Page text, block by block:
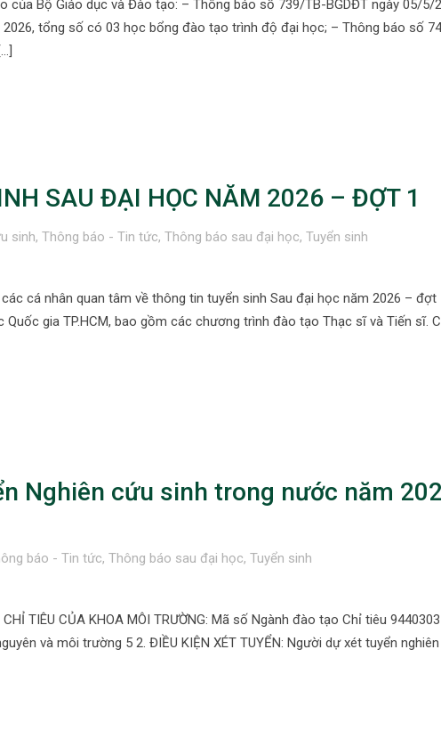
của Bộ Giáo dục và Đào tạo: – Thông báo số 739/TB-BGDĐT ngày 05/5/
tổng số có 03 học bổng đào tạo trình độ đại học; – Thông báo số
SAU ĐẠI HỌC NĂM 2026 – ĐỢT 1
sinh, Thông báo - Tin tức, Thông báo sau đại học, Tuyển sinh
cá nhân quan tâm về thông tin tuyển sinh Sau đại học năm 2026 – đợt
gia TP.HCM, bao gồm các chương trình đào tạo Thạc sĩ và Tiến sĩ.
Nghiên cứu sinh trong nước năm
báo - Tin tức, Thông báo sau đại học, Tuyển sinh
TIÊU CỦA KHOA MÔI TRƯỜNG: Mã số Ngành đào tạo Chỉ tiêu
và môi trường 5 2. ĐIỀU KIỆN XÉT TUYỂN: Người dự xét tuyển